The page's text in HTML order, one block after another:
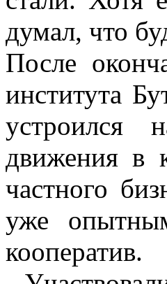
думал, что
После
института
устроился
движения в
частного
уже
кооператив.